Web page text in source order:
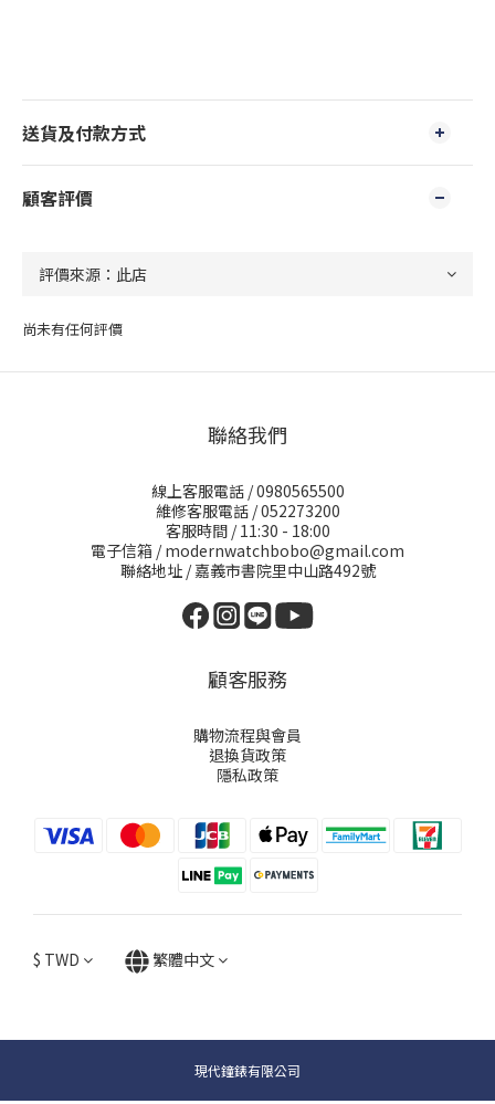
送貨及付款方式
顧客評價
尚未有任何評價
聯絡我們
線上客服電話 / 0980565500
維修客服電話 / 052273200
客服時間 / 11:30 - 18:00
電子信箱 / modernwatchbobo@gmail.com
聯絡地址 / 嘉義市書院里中山路492號
顧客服務
購物流程與會員
退換貨政策
隱私政策
$ TWD 繁體中文
現代鐘錶有限公司